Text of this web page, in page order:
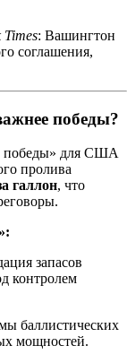
Times: Вашингтон
соглашения,
победы?
победы» для США
пролива
галлон, что
запасов
контролем
баллистических
мощностей.